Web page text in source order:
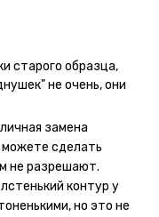
тела тату
выбирать куда
стираться -
контур.
старого образца,
не очень, они
а после душа
фризби дог и он
ну а 4 звезды
замена
сделать
не разрешают.
контур у
но это не